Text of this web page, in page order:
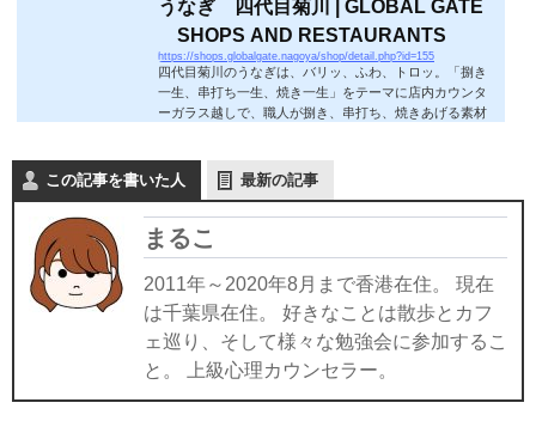
うなぎ 四代目菊川 | GLOBAL GATE
SHOPS AND RESTAURANTS
https://shops.globalgate.nagoya/shop/detail.php?id=155
四代目菊川のうなぎは、バリッ、ふわ、トロッ。「捌き
一生、串打ち一生、焼き一生」をテーマに店内カウンタ
ーガラス越しで、職人が捌き、串打ち、焼きあげる素材
URANTS
この記事を書いた人 最新の記事
まるこ
2011年～2020年8月まで香港在住。 現在
は千葉県在住。 好きなことは散歩とカフ
ェ巡り、そして様々な勉強会に参加するこ
と。 上級心理カウンセラー。